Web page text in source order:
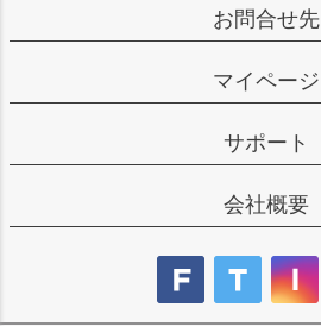
お問合せ先
マイページ
サポート
会社概要